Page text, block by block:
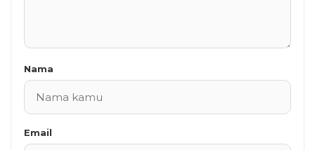
Nama
Email